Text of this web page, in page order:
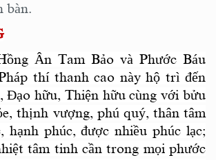
bàn.
Ân Tam Bảo và Phước Báu
thí thanh cao này hộ trì đến
Đạo hữu, Thiện hữu cùng với bửu
thịnh vượng, phú quý, thân tâm
hạnh phúc, được nhiều phúc lạc;
tâm tinh cần trong mọi phước